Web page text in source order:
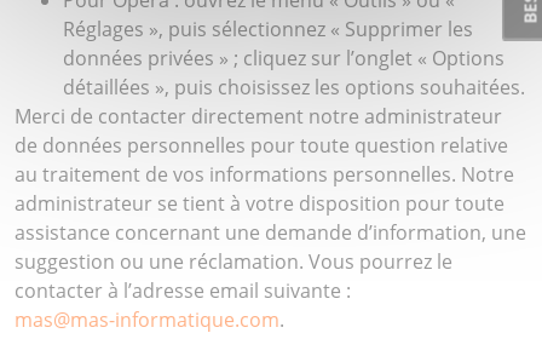
Réglages », puis sélectionnez « Supprimer les
données privées » ; cliquez sur l’onglet « Options
détaillées », puis choisissez les options souhaitées.
Merci de contacter directement notre administrateur
de données personnelles pour toute question relative
au traitement de vos informations personnelles. Notre
administrateur se tient à votre disposition pour toute
assistance concernant une demande d’information, une
suggestion ou une réclamation. Vous pourrez le
contacter à l’adresse email suivante :
mas@mas-informatique.com.